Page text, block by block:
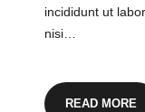
incididunt ut
nisi…
READ MORE